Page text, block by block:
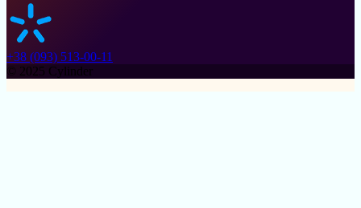
+38 (093) 513-00-11
© 2025 Cylinder